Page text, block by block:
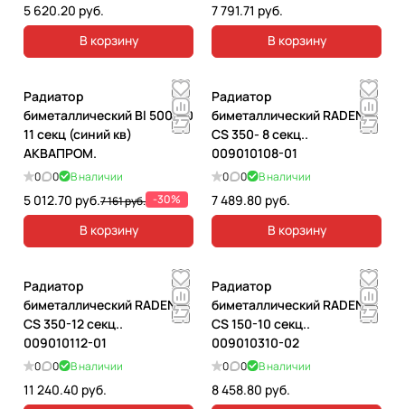
5 620.20 руб.
В корзину
7 791.71 руб.
В корзину
Радиатор
биметаллический Bl 500/80
11 секц (синий кв)
АКВАПРОМ.
0 0 В наличии
5 012.70 руб.7 161 руб. -30%
В корзину
Радиатор
биметаллический RADENA
CS 350- 8 секц..
009010108-01
0 0 В наличии
7 489.80 руб.
В корзину
Радиатор
биметаллический RADENA
CS 350-12 секц..
009010112-01
0 0 В наличии
11 240.40 руб.
Радиатор
биметаллический RADENA
CS 150-10 секц..
009010310-02
0 0 В наличии
8 458.80 руб.